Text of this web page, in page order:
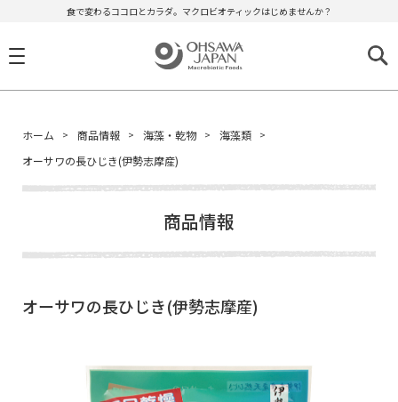
食で変わるココロとカラダ。マクロビオティックはじめませんか？
ホーム 商品情報 海藻・乾物
海藻類
オーサワの長ひじき(伊勢志摩産)
商品情報
オーサワの長ひじき(伊勢志摩産)